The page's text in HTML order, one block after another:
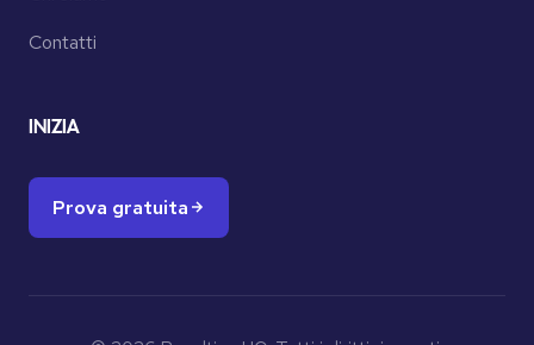
Contatti
INIZIA
Prova gratuita